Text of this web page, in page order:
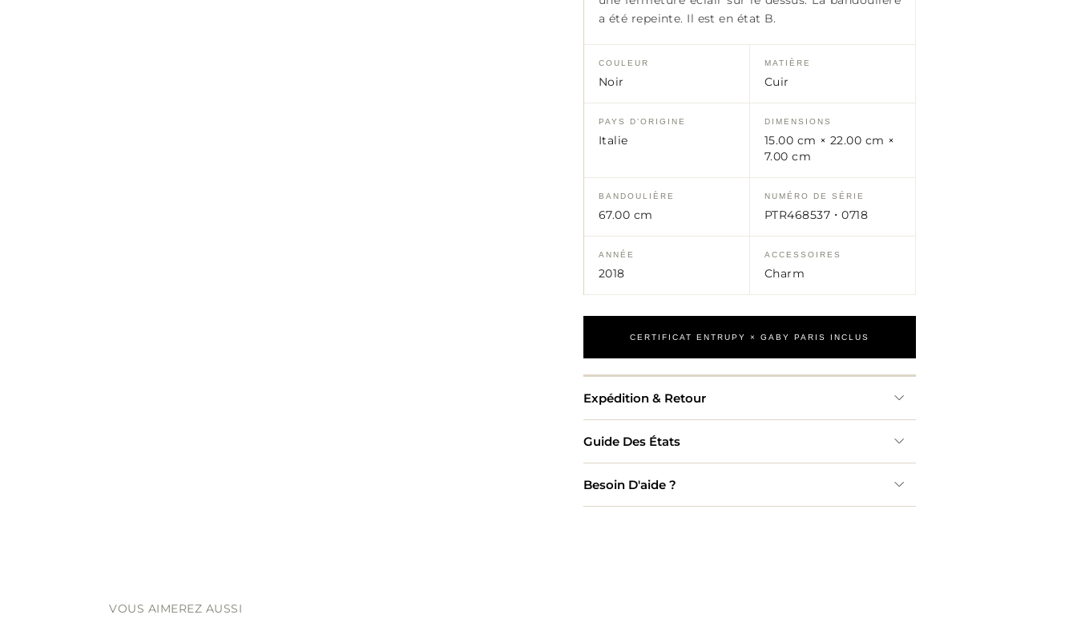
a été repeinte. Il est en état B.
COULEUR
Noir
MATIÈRE
Cuir
PAYS D’ORIGINE
Italie
DIMENSIONS
15.00 cm × 22.00 cm ×
7.00 cm
BANDOULIÈRE
67.00 cm
NUMÉRO DE SÉRIE
PTR468537・0718
ANNÉE
2018
ACCESSOIRES
Charm
CERTIFICAT ENTRUPY × GABY PARIS INCLUS
Expédition & Retour
Guide Des États
Besoin D'aide ?
VOUS AIMEREZ AUSSI